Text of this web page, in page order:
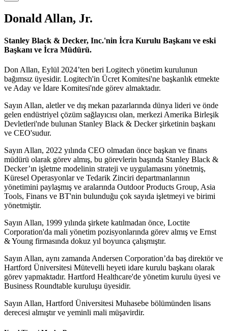
Donald Allan, Jr.
Stanley Black & Decker, Inc.'nin İcra Kurulu Başkanı ve eski
Başkanı ve İcra Müdürü.
Don Allan, Eylül 2024’ten beri Logitech yönetim kurulunun
bağımsız üyesidir. Logitech'in Ücret Komitesi'ne başkanlık etmekte
ve Aday ve İdare Komitesi'nde görev almaktadır.
Sayın Allan, aletler ve dış mekan pazarlarında dünya lideri ve önde
gelen endüstriyel çözüm sağlayıcısı olan, merkezi Amerika Birleşik
Devletleri'nde bulunan Stanley Black & Decker şirketinin başkanı
ve CEO'sudur.
Sayın Allan, 2022 yılında CEO olmadan önce başkan ve finans
müdürü olarak görev almış, bu görevlerin başında Stanley Black &
Decker’ın işletme modelinin strateji ve uygulamasını yönetmiş,
Küresel Operasyonlar ve Tedarik Zinciri departmanlarının
yönetimini paylaşmış ve aralarında Outdoor Products Group, Asia
Tools, Finans ve BT'nin bulunduğu çok sayıda işletmeyi ve birimi
yönetmiştir.
Sayın Allan, 1999 yılında şirkete katılmadan önce, Loctite
Corporation'da mali yönetim pozisyonlarında görev almış ve Ernst
& Young firmasında dokuz yıl boyunca çalışmıştır.
Sayın Allan, aynı zamanda Andersen Corporation’da baş direktör ve
Hartford Üniversitesi Mütevelli heyeti idare kurulu başkanı olarak
görev yapmaktadır. Hartford Healthcare'de yönetim kurulu üyesi ve
Business Roundtable kuruluşu üyesidir.
Sayın Allan, Hartford Üniversitesi Muhasebe bölümünden lisans
derecesi almıştır ve yeminli mali müşavirdir.